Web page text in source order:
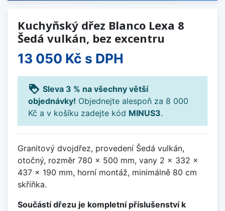
Kuchyňský dřez Blanco Lexa 8
Šedá vulkán, bez excentru
13 050 Kč s DPH
loyalty Sleva 3 % na všechny větší
objednávky! Objednejte alespoň za 8 000
Kč a v košíku zadejte kód MINUS3.
Granitový dvojdřez, provedení Šedá vulkán,
otočný, rozměr 780 x 500 mm, vany 2 x 332 x
437 x 190 mm, horní montáž, minimálně 80 cm
skříňka.
Součástí dřezu je kompletní příslušenství k